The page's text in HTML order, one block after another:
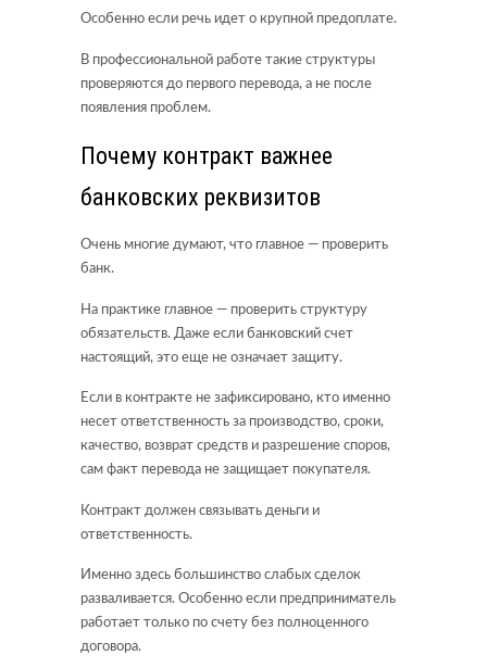
Особенно если речь идет о крупной предоплате.
В профессиональной работе такие структуры
проверяются до первого перевода, а не после
появления проблем.
Почему контракт важнее
банковских реквизитов
Очень многие думают, что главное — проверить
банк.
На практике главное — проверить структуру
обязательств. Даже если банковский счет
настоящий, это еще не означает защиту.
Если в контракте не зафиксировано, кто именно
несет ответственность за производство, сроки,
качество, возврат средств и разрешение споров,
сам факт перевода не защищает покупателя.
Контракт должен связывать деньги и
ответственность.
Именно здесь большинство слабых сделок
разваливается. Особенно если предприниматель
работает только по счету без полноценного
договора.